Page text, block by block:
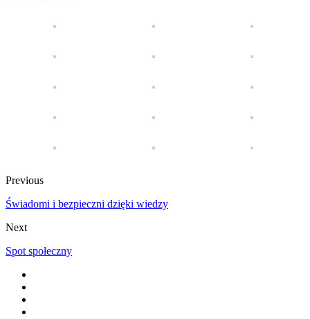
Previous
Świadomi i bezpieczni dzięki wiedzy
Next
Spot społeczny